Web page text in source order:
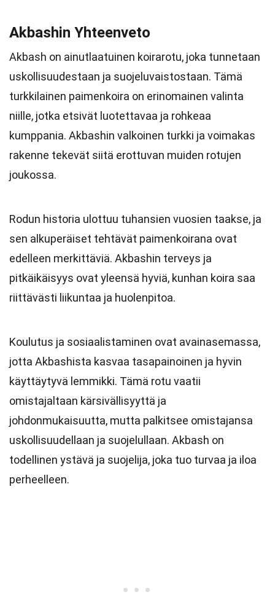
Akbashin Yhteenveto
Akbash on ainutlaatuinen koirarotu, joka tunnetaan
uskollisuudestaan ja suojeluvaistostaan. Tämä
turkkilainen paimenkoira on erinomainen valinta
niille, jotka etsivät luotettavaa ja rohkeaa
kumppania. Akbashin valkoinen turkki ja voimakas
rakenne tekevät siitä erottuvan muiden rotujen
joukossa.
Rodun historia ulottuu tuhansien vuosien taakse, ja
sen alkuperäiset tehtävät paimenkoirana ovat
edelleen merkittäviä. Akbashin terveys ja
pitkäikäisyys ovat yleensä hyviä, kunhan koira saa
riittävästi liikuntaa ja huolenpitoa.
Koulutus ja sosiaalistaminen ovat avainasemassa,
jotta Akbashista kasvaa tasapainoinen ja hyvin
käyttäytyvä lemmikki. Tämä rotu vaatii
omistajaltaan kärsivällisyyttä ja
johdonmukaisuutta, mutta palkitsee omistajansa
uskollisuudellaan ja suojelullaan. Akbash on
todellinen ystävä ja suojelija, joka tuo turvaa ja iloa
perheelleen.